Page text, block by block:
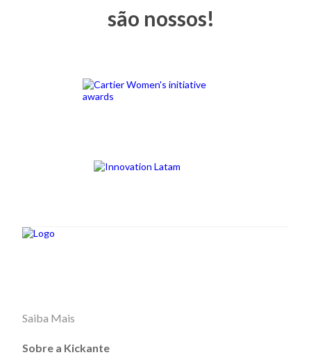
são nossos!
Saiba Mais
Sobre a Kickante